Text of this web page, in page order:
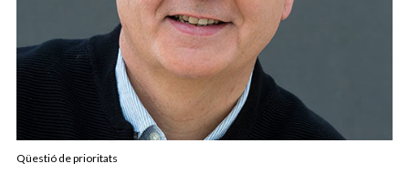
Qüestió de prioritats